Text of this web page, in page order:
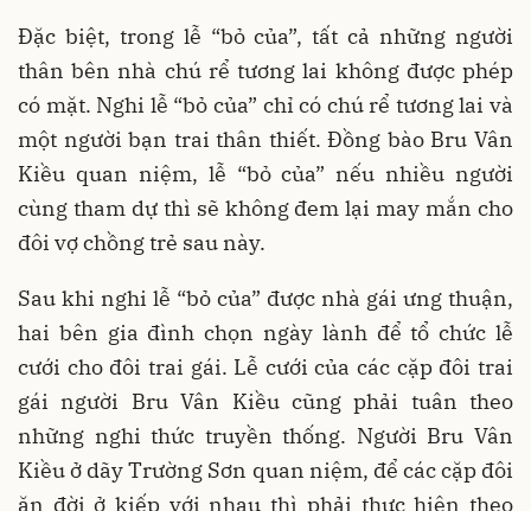
Đặc biệt, trong lễ “bỏ của”, tất cả những người
thân bên nhà chú rể tương lai không được phép
có mặt. Nghi lễ “bỏ của” chỉ có chú rể tương lai và
một người bạn trai thân thiết. Đồng bào Bru Vân
Kiều quan niệm, lễ “bỏ của” nếu nhiều người
cùng tham dự thì sẽ không đem lại may mắn cho
đôi vợ chồng trẻ sau này.
Sau khi nghi lễ “bỏ của” được nhà gái ưng thuận,
hai bên gia đình chọn ngày lành để tổ chức lễ
cưới cho đôi trai gái. Lễ cưới của các cặp đôi trai
gái người Bru Vân Kiều cũng phải tuân theo
những nghi thức truyền thống. Người Bru Vân
Kiều ở dãy Trường Sơn quan niệm, để các cặp đôi
ăn đời ở kiếp với nhau thì phải thực hiện theo